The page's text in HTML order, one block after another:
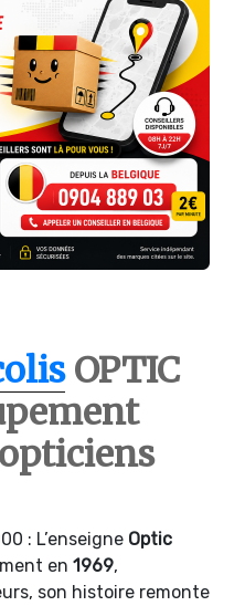
OPTIC
opticiens
: L’enseigne Optic
en 1969,
son histoire remonte